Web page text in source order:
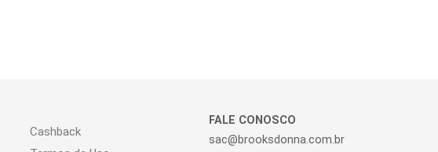
Cashback
FALE CONOSCO
sac@brooksdonna.com.br